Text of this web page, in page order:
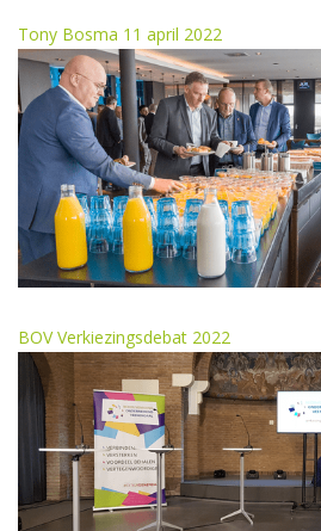
Tony Bosma 11 april 2022
BOV Verkiezingsdebat 2022